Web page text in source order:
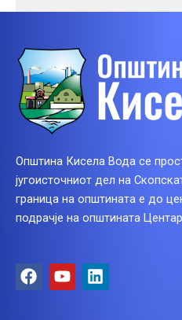
Општина Кисела Вода се
југоисточниот дел на
граница на општината е до
подрачје на општината
F
a
Y
o
L
i